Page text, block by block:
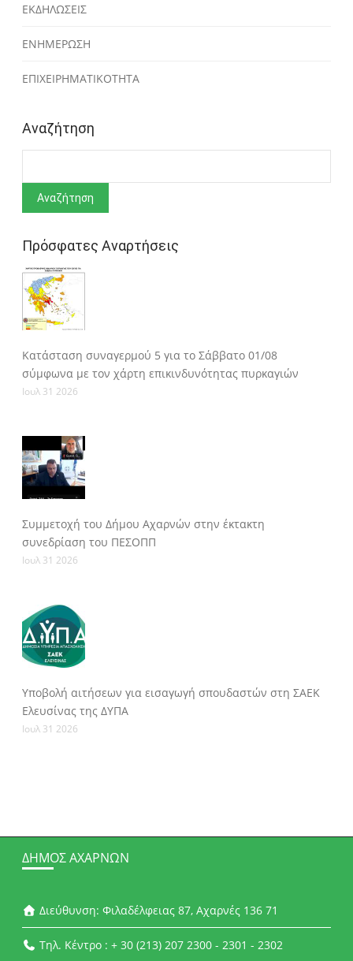
ΕΚΔΗΛΩΣΕΙΣ
ΕΝΗΜΕΡΩΣΗ
ΕΠΙΧΕΙΡΗΜΑΤΙΚΟΤΗΤΑ
Αναζήτηση
Πρόσφατες Αναρτήσεις
Κατάσταση συναγερμού 5 για το Σάββατο 01/08
σύμφωνα με τον χάρτη επικινδυνότητας πυρκαγιών
Ιουλ 31 2026
Συμμετοχή του Δήμου Αχαρνών στην έκτακτη
συνεδρίαση του ΠΕΣΟΠΠ
Ιουλ 31 2026
Υποβολή αιτήσεων για εισαγωγή σπουδαστών στη ΣΑΕΚ
Ελευσίνας της ΔΥΠΑ
Ιουλ 31 2026
ΔΉΜΟΣ ΑΧΑΡΝΏΝ
Διεύθυνση: Φιλαδέλφειας 87, Αχαρνές 136 71
Τηλ. Κέντρο : + 30 (213) 207 2300 - 2301 - 2302